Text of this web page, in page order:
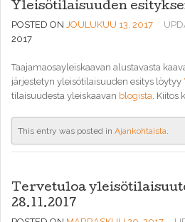
Yleisötilaisuuden
POSTED ON JOULUKUU 13, 2017
2017
Taajamaosayleiskaavan alustavasta
järjestetyn yleisötilaisuuden esitys löytyy
tilaisuudesta yleiskaavan blogista. Kiitos
This entry was posted in Ajankohtaista.
Tervetuloa
28.11.2017